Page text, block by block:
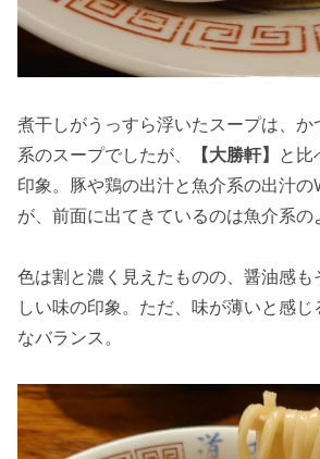
煮干しがうっすら浮いたスープは、か
系のスープでしたが、
【大勝軒】 と比
印象。豚や鶏の出汁と魚介系の出汁
が、前面に出てきているのは魚介系の
色は割と濃く見えたものの、醤油感
しい味の印象。ただ、味が薄いと感
なバランス。